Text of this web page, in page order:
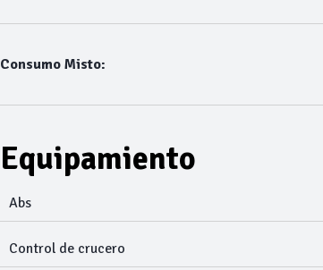
Consumo Misto:
Equipamiento
Abs
Control de crucero